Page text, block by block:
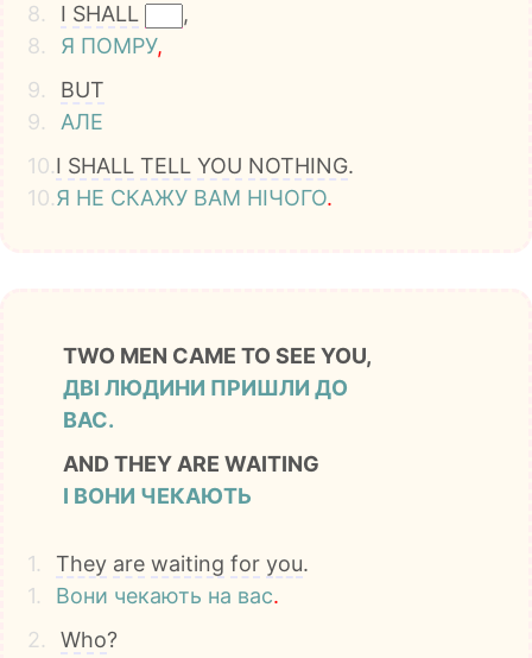
8.
I SHALL
,
8.
Я ПОМРУ,
9.
BUT
9.
АЛЕ
10.I SHALL TELL YOU NOTHING.
10.Я НЕ СКАЖУ ВАМ НІЧОГО.
TWO MEN CAME TO SEE YOU,
ДВІ ЛЮДИНИ ПРИШЛИ ДО
ВАС.
AND THEY ARE WAITING
І ВОНИ ЧЕКАЮТЬ
1. They are waiting for you.
1.
Вони чекають на вас.
2.
Who?